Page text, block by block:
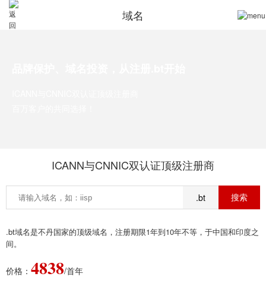
域名
ICANN与CNNIC双认证顶级注册商
.bt
.bt域名是不丹国家的顶级域名，注册期限1年到10年不等，于中国和印度之
间。
价格： 4838/首年